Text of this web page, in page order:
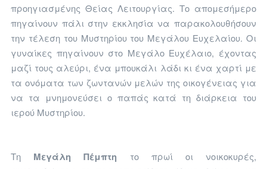
προηγιασμένης Θείας Λειτουργίας. Το απομεσήμερο
πηγαίνουν πάλι στην εκκλησία να παρακολουθήσουν
την τέλεση του Μυστηρίου του Μεγάλου Ευχελαίου. Οι
γυναίκες πηγαίνουν στο Μεγάλο Ευχέλαιο, έχοντας
μαζί τους αλεύρι, ένα μπουκάλι λάδι κι ένα χαρτί με
τα ονόματα των ζωντανών μελών της οικογένειας για
να τα μνημονεύσει ο παπάς κατά τη διάρκεια του
ιερού Μυστηρίου.
Τη Μεγάλη Πέμπτη το πρωί οι νοικοκυρές,